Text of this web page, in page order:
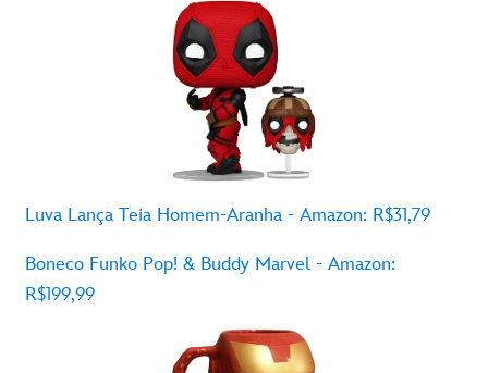
Luva Lança Teia Homem-Aranha - Amazon: R$31,79
Boneco Funko Pop! & Buddy Marvel - Amazon:
R$199,99